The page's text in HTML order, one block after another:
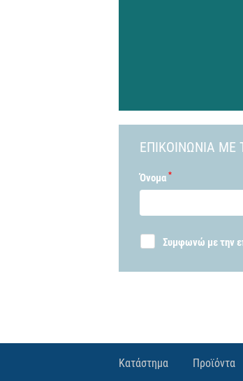
ΕΠΙΚΟΙΝΩΝIΑ ΜΕ
Όνομα *
Συμφωνώ με την
Κατάστημα Προϊόντα